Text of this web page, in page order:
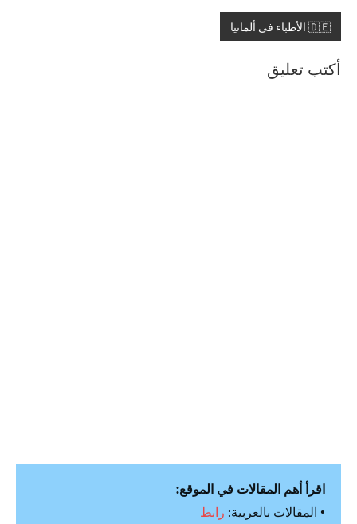
🇩🇪 الأطباء في ألمانيا
أكتب تعليق
اقرأ أهم المقالات في الموقع:
• المقالات بالعربية: رابط